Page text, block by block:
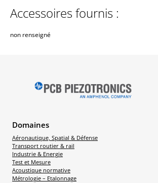
Accessoires fournis :
non renseigné
Domaines
Aéronautique, Spatial & Défense
Transport routier & rail
Industrie & Energie
Test et Mesure
Acoustique normative
Métrologie – Etalonnage